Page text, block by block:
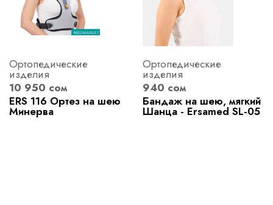
Ортопедические
изделия
10 950 сом
ERS 116 Ортез на шею
Минерва
Ортопедические
изделия
940 сом
Бандаж на шею, мягкий
Шанца - Ersamed SL-05